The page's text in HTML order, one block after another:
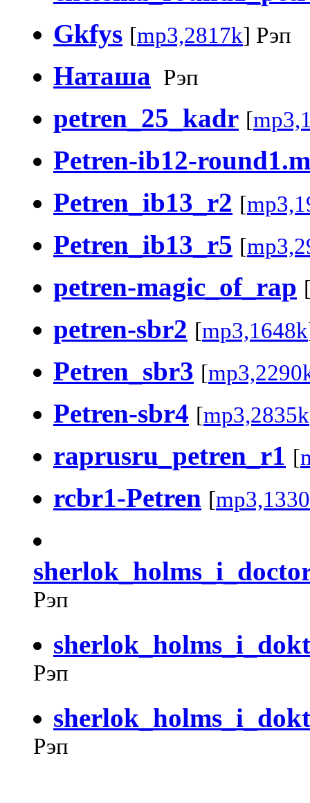
Gkfys [mp3,2817k] Рэп
Наташа Рэп
petren_25_kadr [
Petren-ib12-
Petren_ib13_r2 [
Petren_ib13_r5 [
petren-magic_of_rap
petren-sbr2 [mp3,1648k
Petren_sbr3 [
Petren-sbr4 [mp3,2835k
raprusru_petren_r1 [
rcbr1-Petren [
Рэп
Рэп
Рэп